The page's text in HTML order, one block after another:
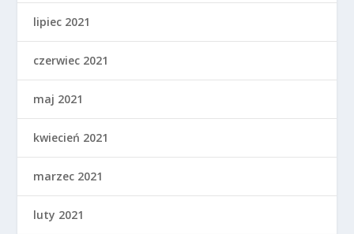
lipiec 2021
czerwiec 2021
maj 2021
kwiecień 2021
marzec 2021
luty 2021